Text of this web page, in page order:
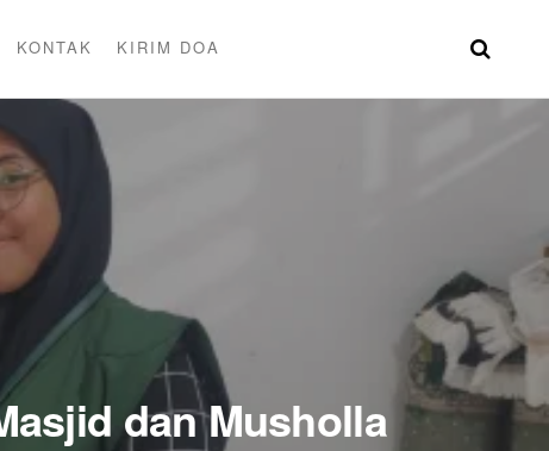
KONTAK KIRIM DOA
dan Musholla